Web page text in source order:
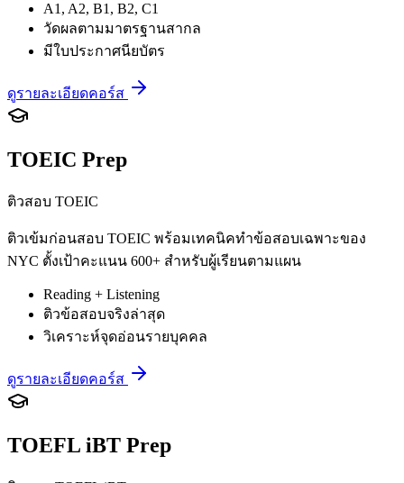
A1, A2, B1, B2, C1
วัดผลตามมาตรฐานสากล
มีใบประกาศนียบัตร
ดูรายละเอียดคอร์ส
TOEIC Prep
ติวสอบ TOEIC
ติวเข้มก่อนสอบ TOEIC พร้อมเทคนิคทำข้อสอบเฉพาะของ
NYC ตั้งเป้าคะแนน 600+ สำหรับผู้เรียนตามแผน
Reading + Listening
ติวข้อสอบจริงล่าสุด
วิเคราะห์จุดอ่อนรายบุคคล
ดูรายละเอียดคอร์ส
TOEFL iBT Prep